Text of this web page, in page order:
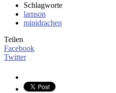
Schlagworte
lamson
minidrachen
Teilen
Facebook
Twitter